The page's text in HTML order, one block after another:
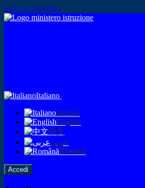
Salta al contenuto
Italiano
Italiano
English
中文
عربى
Română
Accedi